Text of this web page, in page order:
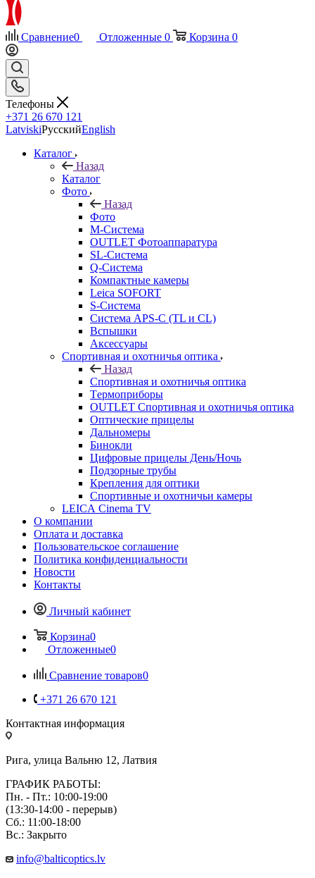
Сравнение0 Отложенные 0 Корзина 0
Телефоны
+371 26 670 121
LatviskiРусскийEnglish
Каталог
Назад
Каталог
Фото
Назад
Фото
M-Система
OUTLET Фотоаппаратура
SL-Система
Q-Cистема
Компактные камеры
Leica SOFORT
S-Система
Система APS-C (TL и CL)
Вспышки
Аксессуары
Спортивная и охотничья оптика
Назад
Спортивная и охотничья оптика
Tермоприборы
OUTLET Спортивная и охотничья оптика
Оптические прицелы
Дальномеры
Бинокли
Цифровые прицелы День/Ночь
Подзорные трубы
Крепления для оптики
Спортивные и охотничьи камеры
LEICA Cinema TV
О компании
Оплата и доставка
Пользовательское соглашение
Политика конфиденциальности
Новости
Контакты
Личный кабинет
Корзина0
Отложенные0
Сравнение товаров0
+371 26 670 121
Контактная информация
Рига, улица Вальню 12, Латвия
ГРАФИК РАБОТЫ:
Пн. - Пт.: 10:00-19:00
(13:30-14:00 - перерыв)
Сб.: 11:00-18:00
Вс.: Закрыто
info@balticoptics.lv